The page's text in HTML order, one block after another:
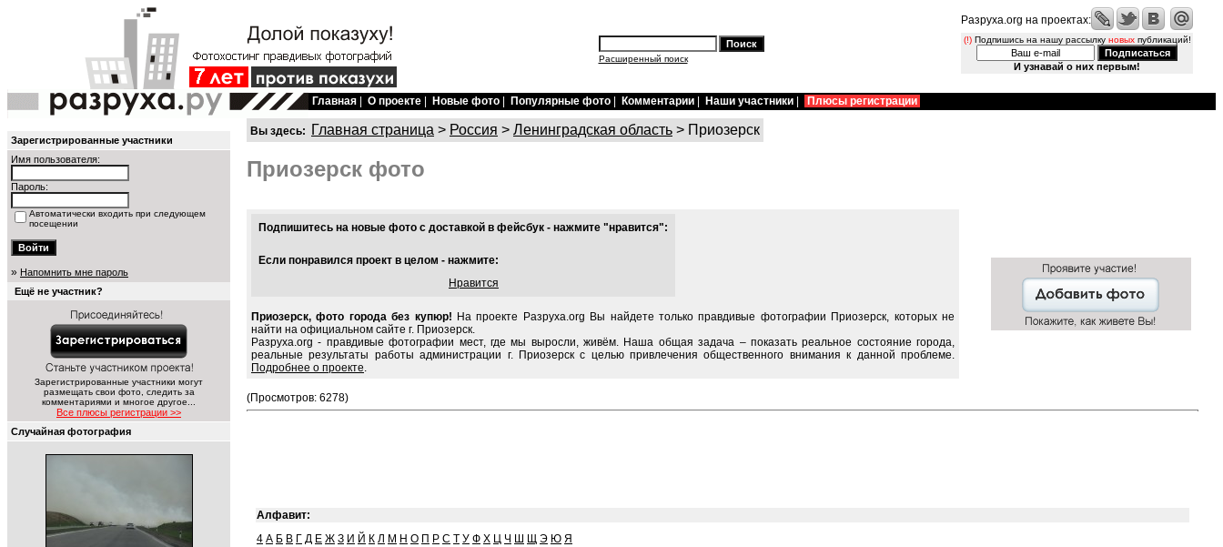
Расширенный поиск
Разруха.org на проектах:
(!)Подпишись на нашу рассылку новыхпубликаций!
И узнавай о них первым!
Главная О проекте Новые фото Популярные фото Комментарии Наши участники Плюсы регистрации
Зарегистрированные участники
Имя пользователя:
Пароль:
Автоматически входить при следующем
посещении
» Напомнить мне пароль
Ещё не участник?
Зарегистрированные участники могут
размещать свои фото, следить за
комментариями и многое другое...
Все плюсы регистрации >>
Случайная фотография
Вы здесь: Главная страница > Россия > Ленинградская область > Приозерск
Приозерск фото
Подпишитесь на новые фото с доставкой в фейсбук - нажмите "нравится":
Если понравился проект в целом - нажмите:
Нравится
Приозерск, фото города без купюр! На проекте Разруха.org Вы найдете только правдивые фотографии Приозерск, которых не
найти на официальном сайте г. Приозерск.
Разруха.org - правдивые фотографии мест, где мы выросли, живём. Наша общая задача – показать реальное состояние города,
реальные результаты работы администрации г. Приозерск с целью привлечения общественного внимания к данной проблеме.
Подробнее о проекте.
(Просмотров: 6278)
Алфавит:
4 А Б В Г Д Е Ж З И Й К Л М Н О П Р С Т У Ф Х Ц Ч Ш Щ Э Ю Я